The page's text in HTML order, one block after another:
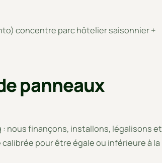
concentre parc hôtelier saisonnier +
panneaux
: nous finançons, installons, légalisons et
pour être égale ou inférieure à la